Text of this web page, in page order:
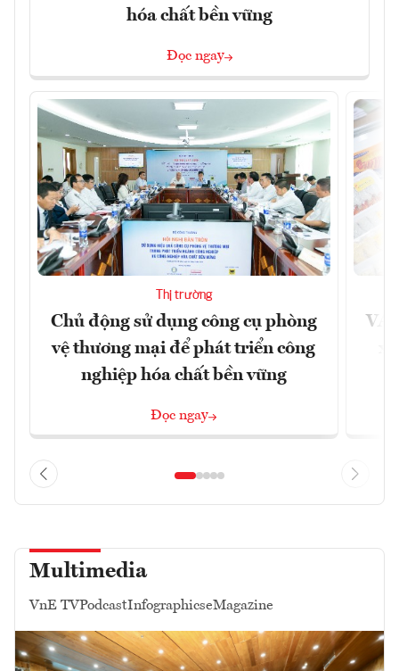
hóa chất bền vững
Đọc ngay
Thị trường
Chủ động sử dụng công cụ phòng
vệ thương mại để phát triển công
nghiệp hóa chất bền vững
Đọc ngay
Multimedia
VnE TVPodcastInfographicseMagazine